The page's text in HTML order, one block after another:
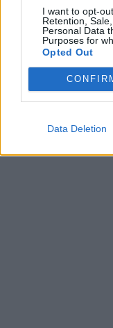
I want to opt-
Retention,
Personal Data
Purposes for
Opted Out
Data Deletion